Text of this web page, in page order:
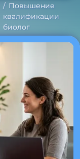
Повышение
квалификации
биолог